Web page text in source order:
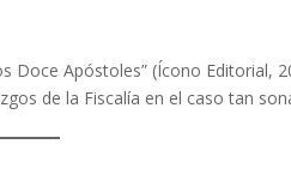
Doce Apóstoles” (Ícono Editorial,
de la Fiscalía en el caso tan